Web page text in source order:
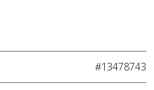
#13478743